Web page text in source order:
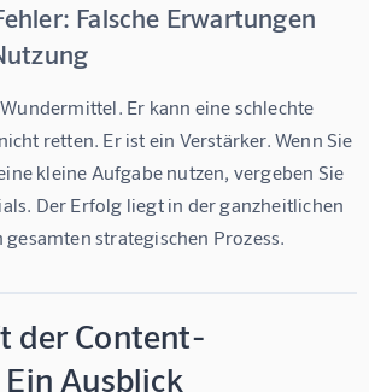
Falsche Erwartungen
Er kann eine schlechte
retten. Er ist ein Verstärker. Wenn Sie
kleine Aufgabe nutzen, vergeben Sie
Der Erfolg liegt in der ganzheitlichen
strategischen Prozess.
der Content-
Ausblick